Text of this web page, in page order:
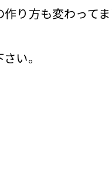
り方も変わってま
い。